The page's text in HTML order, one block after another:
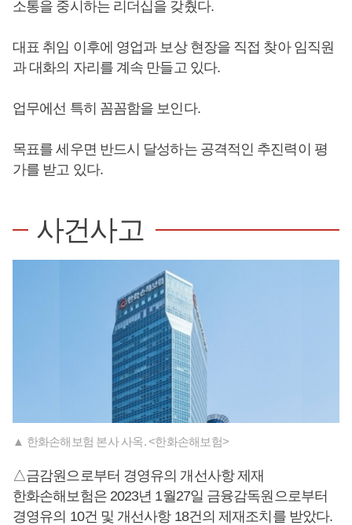
소통을 중시하는 리더십을 갖췄다.
대표 취임 이후에 영업과 보상 현장을 직접 찾아 임직원
과 대화의 자리를 계속 만들고 있다.
업무에선 특히 꼼꼼함을 보인다.
목표를 세우면 반드시 달성하는 공격적인 추진력이 평
가를 받고 있다.
사건사고
▲ 한화손해보험 본사 사옥. <한화손해보험>
△금감원으로부터 경영유의 개선사항 제재
한화손해보험은 2023년 1월27일 금융감독원으로부터
경영유의 10건 및 개선사항 18건의 제재조치를 받았다.